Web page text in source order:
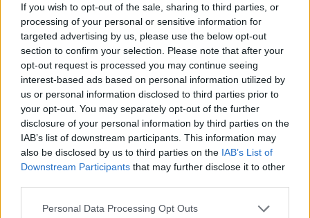
If you wish to opt-out of the sale, sharing to third parties, or
processing of your personal or sensitive information for
targeted advertising by us, please use the below opt-out
section to confirm your selection. Please note that after your
opt-out request is processed you may continue seeing
interest-based ads based on personal information utilized by
us or personal information disclosed to third parties prior to
your opt-out. You may separately opt-out of the further
disclosure of your personal information by third parties on the
IAB’s list of downstream participants. This information may
also be disclosed by us to third parties on the IAB’s List of
Downstream Participants that may further disclose it to other
Personal Data Processing Opt Outs
luate pământurile, animalele și utilajele din gospodării.
Comuniștii au trimis armata și trupele de Securitate, care
au operat mii de arestări și au ucis sute de oameni.
Numărul victimelor a fost mai mare decât cel de la
răscoala din 1907.
“Pe mine, comuniștii m-au învățat să fur”, își amintea, în
2013, pictorul Ștefan Câlția. Acesta povestea că, în
copilărie, pentru a-i obliga pe părinții săi să își cedeze
autoritățile comuniste au impus, progresiv, obligația de a